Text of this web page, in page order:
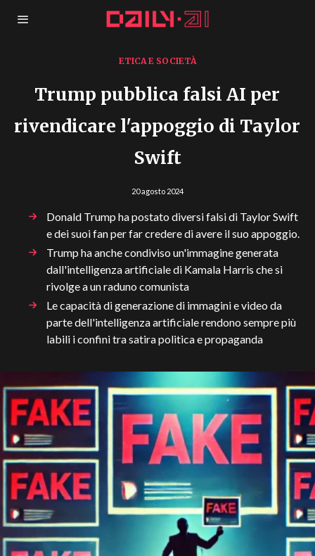
ETICA E SOCIETÀ
Trump pubblica falsi AI per
rivendicare l'appoggio di Taylor
Swift
20 agosto 2024
Donald Trump ha postato diversi falsi di Taylor Swift
e dei suoi fan per far credere di avere il suo appoggio.
Trump ha anche condiviso un'immagine generata
dall'intelligenza artificiale di Kamala Harris che si
rivolge a un raduno comunista
Le capacità di generazione di immagini e video da
parte dell'intelligenza artificiale rendono sempre più
labili i confini tra satira politica e propaganda